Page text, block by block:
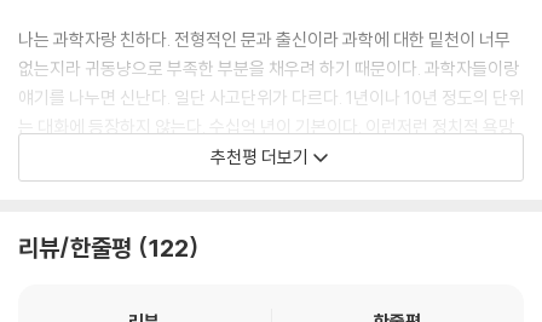
은 존재하지 않을 수도 있다. 어떤 이유로 알파 센타우리가 폭발하여 사라
졌더라도 우리가 그 사실을 알게 되는 것은 4년이 지나서이다. 지금 우리
가 보는 별들은 과거의 모습이란 이야기이다. 그렇다면 가만히 앉아서 하
늘을 보는 것만으로 시간여행을 할 수 있다. 이처럼 하늘을 보는 것은 공간
과 시간을 모두 보는 것이다. 사실 땅을 파보아도 시간여행을 하기는 마찬
가지이다. 지층을 가로질러 과거로의 여행을 할 수 있기 때문이다. 결국 공
우주는 먼 과거나 먼 미래를 알 필요 없이 자신의 바로 앞에 놓인 관계만을
소양이 부족해 정치적·사회적으로 휘둘리고, 객관적 증거 없이 사건의 가
해자 및 피해자가 되는 일을 우리는 종종 보아왔다.
인공지능 관련 이슈, 생명 윤리의 문제, 그리고 환경 파괴에 대한 논란도 2
1세기를 살아가며 과학적 사고를 배제하는 것이 불가능하다는 점을 시사
한다. 한마디로 과학은 이미 상식이 된 것이다.
수식이 아니라 말로 된 과학책은 인문학의 토대이다.
나는 과학자랑 친하다. 전형적인 문과 출신이라 과학에 대한 밑천이 너무
없는지라 귀동냥으로 부족한 부분을 채우려 하기 때문이다. 과학자들이랑
얘기를 나누면 신난다. 일단 사고단위가 다르다. 1년이나 10년 정도의 단위
는 대화에 등장하지 않는다. 수십억 년이 기본이다. 이런저런 정치적 욕망
이 충돌하는 이 나라에 대한 이야기는 술자리 안줏감이다. 광대한 우주와
광년으로 표현되는 거리를 바탕으로 펼쳐지는 이야기는 흥미롭다. 과학자
되었다. 아직도 잘 이해하지 못하는 대목이 있으나, 확실히 알게 된 것은 있
추천평 더보기
리뷰/한줄평 122